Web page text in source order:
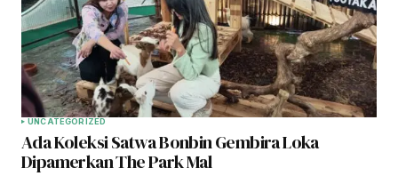
UNCATEGORIZED
Ada Koleksi Satwa Bonbin Gembira Loka
Dipamerkan The Park Mal